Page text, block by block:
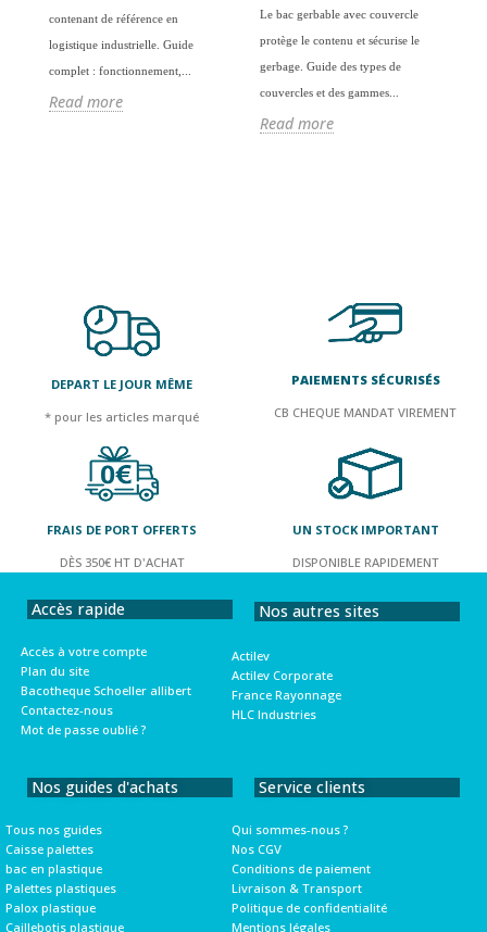
contenant de référence en
logistique industrielle. Guide
complet : fonctionnement,...
Read more
Le bac gerbable avec couvercle
protège le contenu et sécurise le
gerbage. Guide des types de
couvercles et des gammes...
Read more
DEPART LE JOUR MÊME
* pour les articles marqué
PAIEMENTS SÉCURISÉS
CB CHEQUE MANDAT VIREMENT
FRAIS DE PORT OFFERTS
DÈS 350€ HT D'ACHAT
UN STOCK IMPORTANT
DISPONIBLE RAPIDEMENT
Accès rapide
Accès à votre compte
Plan du site
Bacotheque Schoeller allibert
Contactez-nous
Mot de passe oublié ?
Nos autres sites
Actilev
Actilev Corporate
France Rayonnage
HLC Industries
Nos guides d'achats
Tous nos guides
Caisse palettes
bac en plastique
Palettes plastiques
Palox plastique
Caillebotis plastique
Service clients
Qui sommes-nous ?
Nos CGV
Conditions de paiement
Livraison & Transport
Politique de confidentialité
Mentions légales